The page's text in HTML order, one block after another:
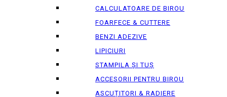
CALCULATOARE DE BIROU
FOARFECE & CUTTERE
BENZI ADEZIVE
LIPICIURI
STAMPILA ȘI TUȘ
ACCESORII PENTRU BIROU
ASCUȚITORI & RADIERE